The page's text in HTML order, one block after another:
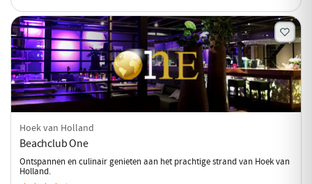
Hoek van Holland
Beachclub One
Ontspannen en culinair genieten aan het prachtige strand van Hoek van
Holland.